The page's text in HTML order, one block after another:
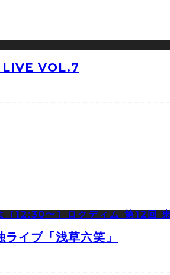
LIVE VOL.7
イブ「浅草六笑」